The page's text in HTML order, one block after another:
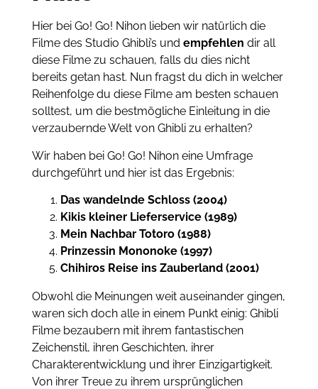
Hier bei Go! Go! Nihon lieben wir natürlich die
Filme des Studio Ghibli’s und empfehlen dir all
diese Filme zu schauen, falls du dies nicht
bereits getan hast. Nun fragst du dich in welcher
Reihenfolge du diese Filme am besten schauen
solltest, um die bestmögliche Einleitung in die
verzaubernde Welt von Ghibli zu erhalten?
Wir haben bei Go! Go! Nihon eine Umfrage
durchgeführt und hier ist das Ergebnis:
Das wandelnde Schloss (2004)
Kikis kleiner Lieferservice (1989)
Mein Nachbar Totoro (1988)
Prinzessin Mononoke (1997)
Chihiros Reise ins Zauberland (2001)
Obwohl die Meinungen weit auseinander gingen,
waren sich doch alle in einem Punkt einig: Ghibli
Filme bezaubern mit ihrem fantastischen
Zeichenstil, ihren Geschichten, ihrer
Charakterentwicklung und ihrer Einzigartigkeit.
Von ihrer Treue zu ihrem ursprünglichen